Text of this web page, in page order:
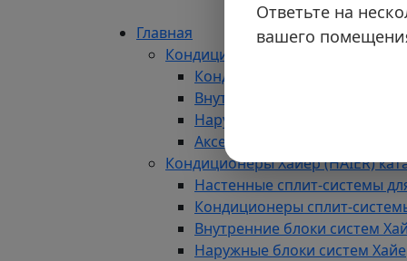
Главная
Кондиционеры Хайер (HAIER)
Кондиционеры и Сплит
Внутренние блоки
Наружные (внешние) блоки
Аксессуары и ЗИП
Кондиционеры Хайер (HAIER)
Настенные сплит-системы
Кондиционеры сплит-
Внутренние блоки систем
Наружные блоки систем
Ответьте на
вашего